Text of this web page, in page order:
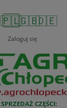
🇵🇱🇬🇧🇩🇪
Zaloguj się
SPRZEDAŻ CZĘŚCI: